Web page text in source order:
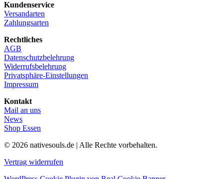
Kundenservice
Versandarten
Zahlungsarten
Rechtliches
AGB
Datenschutzbelehrung
Widerrufsbelehrung
Privatsphäre-Einstellungen
Impressum
Kontakt
Mail an uns
News
Shop Essen
© 2026 nativesouls.de | Alle Rechte vorbehalten.
Vertrag widerrufen